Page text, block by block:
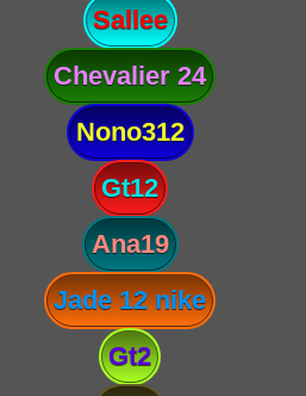
Sallee
Chevalier 24
Nono312
Gt12
Ana19
Jade 12 nike
Gt2